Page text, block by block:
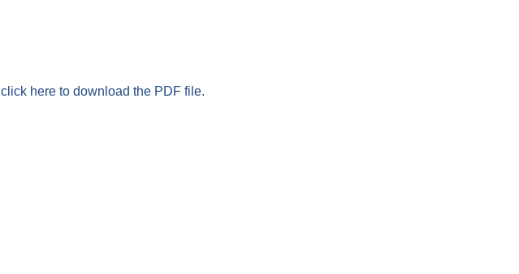
click here to download the PDF file.